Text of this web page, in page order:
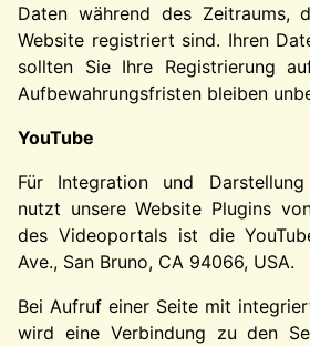
Daten während des Zeitraums,
Website registriert sind. Ihren
sollten Sie Ihre Registrierung
Aufbewahrungsfristen bleiben
YouTube
Für Integration und
nutzt unsere Website Plugins
des Videoportals ist die
Ave., San Bruno, CA 94066, USA.
Bei Aufruf einer Seite mit
wird eine Verbindung zu den